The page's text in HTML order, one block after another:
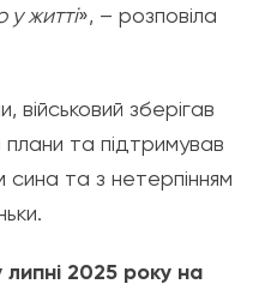
житті», – розповіла
військовий зберігав
та підтримував
сина та з нетерпінням
2025 року на